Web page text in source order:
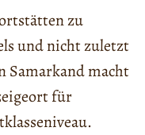
zu
und nicht zuletzt
Samarkand macht
für